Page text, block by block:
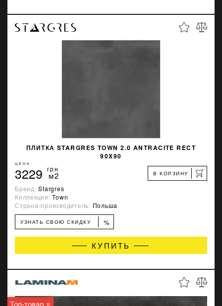
ПЛИТКА STARGRES TOWN 2.0 ANTRACITE RECT
90X90
ЦЕНА
3229 грн
м2 В КОРЗИНУ
Бренд:Stargres
Коллекция:Town
Страна-производитель: Польша
УЗНАТЬ СВОЮ СКИДКУ %
КУПИТЬ
Топ-товар ⭐